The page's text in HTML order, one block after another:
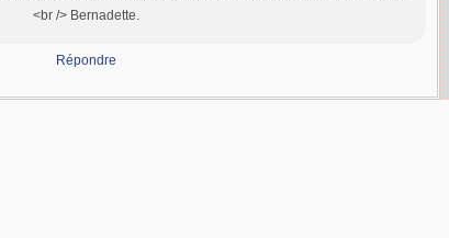
<br /> Bernadette.
Répondre